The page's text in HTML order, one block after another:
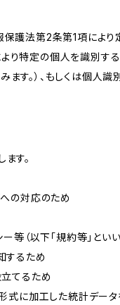
護法第2条第1項によ
特定の個人を識別す
す。）、もしくは個人
す。
への対応のため
等（以下「規約等」と
するため
立てるため
形式に加工した統計デー